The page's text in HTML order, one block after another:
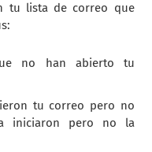
tu lista de correo que
no han abierto tu
tu correo pero no
iniciaron pero no la